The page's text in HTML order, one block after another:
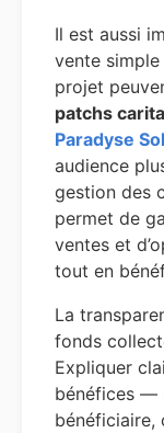
Il est aussi
vente
projet
patchs
Paradyse
audience
gestion des
permet de
ventes et
tout en
La
fonds
Expliquer
bénéfices —
bénéficiaire,